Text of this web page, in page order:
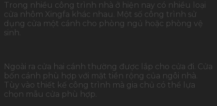
Trong nhiều công trình nhà ở hiện nay có nhiều
loại
cửa nhôm Xingfa khác nhau. Một số công trình sử
dụng cửa một cánh cho phòng ngủ hoặc phòng vệ
sinh.
Ngoài ra cửa hai cánh thường được lắp cho cửa đi. Cửa
bốn cánh phù hợp với mặt tiền rộng của ngôi nhà.
Tùy vào thiết kế công trình mà gia chủ có thể
lựa
chọn mẫu cửa phù hợp.